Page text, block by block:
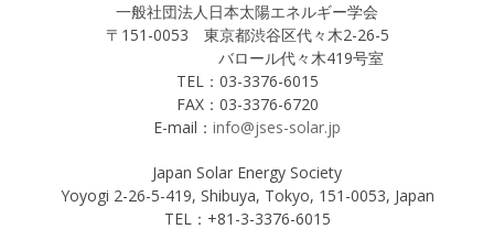
一般社団法人日本太陽エネルギー学会
〒151-0053 東京都渋谷区代々木2-26-5
バロール代々木419号室
TEL：03-3376-6015
FAX：03-3376-6720
E-mail： info@jses-solar.jp
Japan Solar Energy Society
Yoyogi 2-26-5-419, Shibuya, Tokyo, 151-0053, Japan
TEL：+81-3-3376-6015